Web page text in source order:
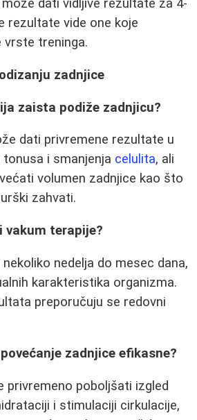
dati vidljive rezultate za 4-
rezultate vide one koje
vrste treninga.
zadnjice
zaista podiže zadnjicu?
dati privremene rezultate u
i smanjenja celulita, ali
volumen zadnjice kao što
zahvati.
terapije?
nedelja do mesec dana,
karakteristika organizma.
preporučuju se redovni
zadnjice efikasne?
privremeno poboljšati izgled
i stimulaciji cirkulacije,